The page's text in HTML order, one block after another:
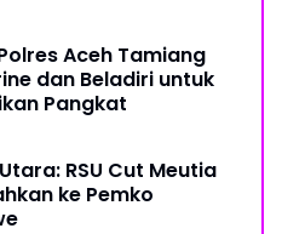
Aceh Tamiang
dan Beladiri untuk
Pangkat
RSU Cut Meutia
ke Pemko